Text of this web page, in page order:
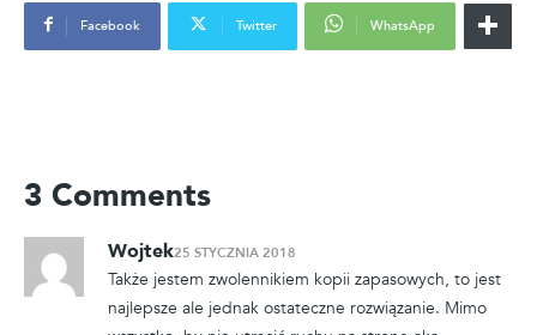
Facebook Twitter WhatsApp
3 Comments
Wojtek25 STYCZNIA 2018
Także jestem zwolennikiem kopii zapasowych, to jest
najlepsze ale jednak ostateczne rozwiązanie. Mimo